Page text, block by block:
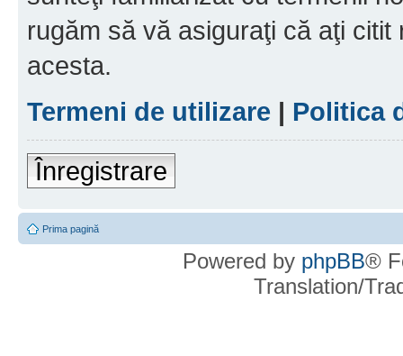
rugăm să vă asiguraţi că aţi
acesta.
Termeni de utilizare | Politica
Înregistrare
Prima pagină
Powered by phpBB®
Translation/